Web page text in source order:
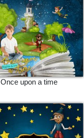
Once upon a time